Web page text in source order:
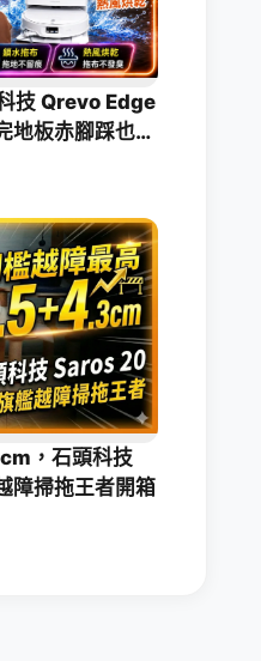
技 Qrevo Edge
地板赤腳踩也乾
，石頭科技
障掃拖王者開箱